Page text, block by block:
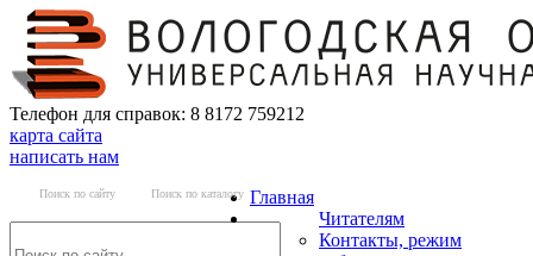
Телефон для справок: 8 8172 759212
карта сайта
написать нам
Поиск по сайту Поиск по каталогу Главная
Читателям
Контакты, режим